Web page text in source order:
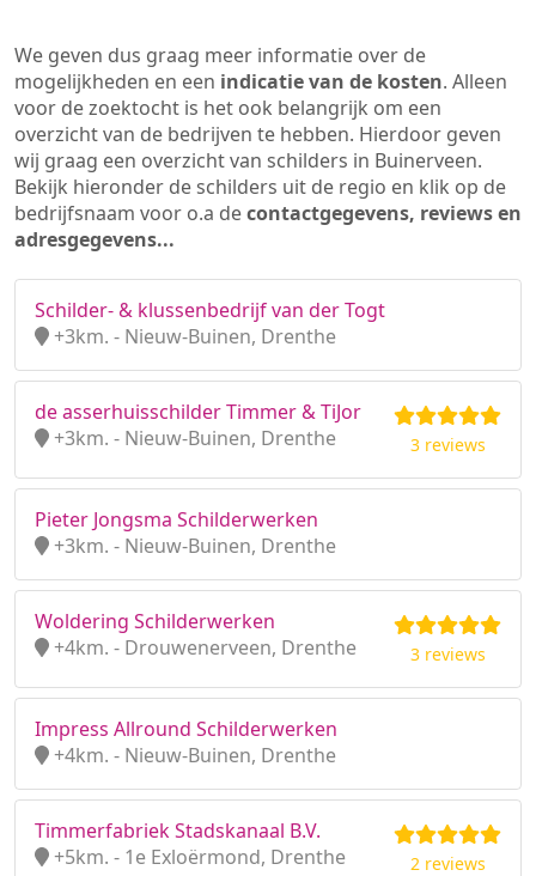
We geven dus graag meer informatie over de
mogelijkheden en een indicatie van de kosten. Alleen
voor de zoektocht is het ook belangrijk om een
overzicht van de bedrijven te hebben. Hierdoor geven
wij graag een overzicht van schilders in Buinerveen.
Bekijk hieronder de schilders uit de regio en klik op de
bedrijfsnaam voor o.a decontactgegevens, reviews en
adresgegevens...
Schilder- & klussenbedrijf van der Togt
+3km. - Nieuw-Buinen, Drenthe
de asserhuisschilder Timmer & TiJor
+3km. - Nieuw-Buinen, Drenthe
3 reviews
Pieter Jongsma Schilderwerken
+3km. - Nieuw-Buinen, Drenthe
Woldering Schilderwerken
+4km. - Drouwenerveen, Drenthe
3 reviews
Impress Allround Schilderwerken
+4km. - Nieuw-Buinen, Drenthe
Timmerfabriek Stadskanaal B.V.
+5km. - 1e Exloërmond, Drenthe
2 reviews